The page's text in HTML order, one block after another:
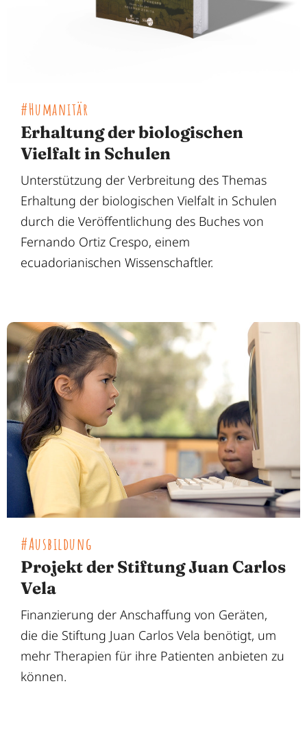
#Humanitär
Erhaltung der biologischen
Vielfalt in Schulen
Unterstützung der Verbreitung des Themas
Erhaltung der biologischen Vielfalt in Schulen
durch die Veröffentlichung des Buches von
Fernando Ortiz Crespo, einem
ecuadorianischen Wissenschaftler.
#Ausbildung
Projekt der Stiftung Juan Carlos
Vela
Finanzierung der Anschaffung von Geräten,
die die Stiftung Juan Carlos Vela benötigt, um
mehr Therapien für ihre Patienten anbieten zu
können.